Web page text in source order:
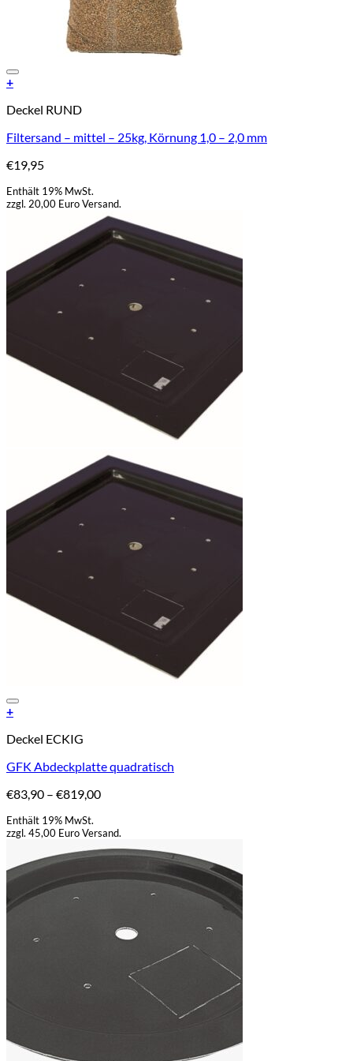
+
Deckel RUND
Filtersand – mittel – 25kg, Körnung 1,0 – 2,0 mm
€19,95
Enthält 19% MwSt.
zzgl. 20,00 Euro Versand.
+
Produkt
mehrere
auf.
Die
Optionen
auf
der
Produktseite
gewählt
Deckel ECKIG
GFK Abdeckplatte quadratisch
€83,90 – €819,00Preisspanne:
€819,00
Enthält 19% MwSt.
zzgl. 45,00 Euro Versand.